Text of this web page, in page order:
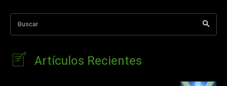
Buscar
Artículos Recientes